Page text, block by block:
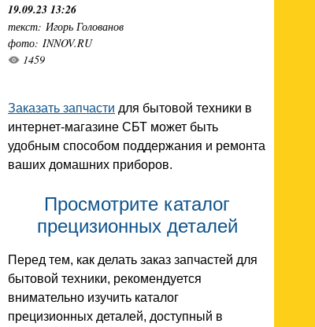
19.09.23 13:26
текст: Игорь Голованов
фото: INNOV.RU
1459
Заказать запчасти для бытовой техники в
интернет-магазине СБТ может быть
удобным способом поддержания и ремонта
ваших домашних приборов.
Просмотрите каталог
прецизионных деталей
Перед тем, как делать заказ запчастей для
бытовой техники, рекомендуется
внимательно изучить каталог
прецизионных деталей, доступный в